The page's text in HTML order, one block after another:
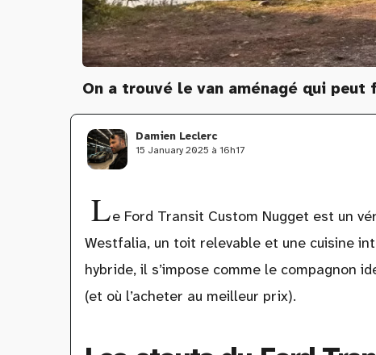
On a trouvé le van aménagé qui
Damien Leclerc
15 January 2025 à 16h17
Le Ford Transit Custom Nugget est un
Westfalia, un toit relevable et une cuisine
hybride, il s’impose comme le compagnon
(et où l’acheter au meilleur prix).